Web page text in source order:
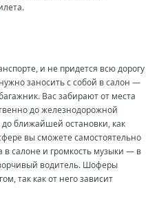
и не придется всю дорогу
заносить с собой в салон —
Вас забирают от места
до железнодорожной
ближайшей остановки, как
вы сможете самостоятельно
в салоне и громкость музыки — в
водитель. Шоферы
так как от него зависит